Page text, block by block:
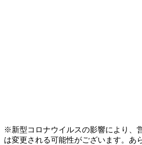
※新型コロナウイルスの影響により、
は変更される可能性がございます。あ